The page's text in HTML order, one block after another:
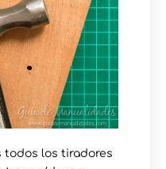
todos los tiradores